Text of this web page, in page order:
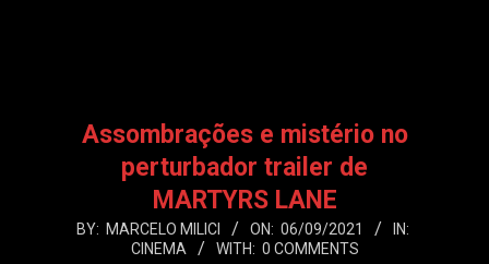
Assombrações e mistério no
perturbador trailer de
MARTYRS LANE
2021-
BY: MARCELO MILICI ON: 06/09/2021
IN:
CINEMA
WITH: 0 COMMENTS